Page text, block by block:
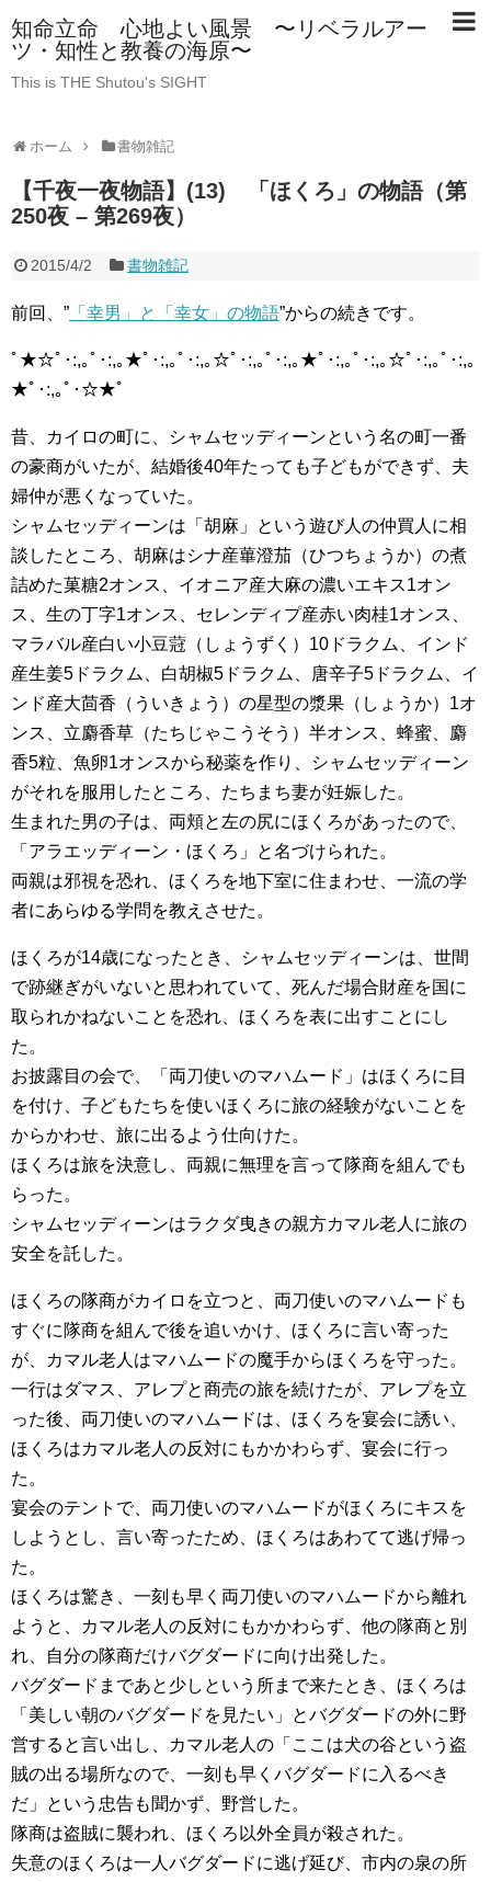
知命立命 心地よい風景 〜リベラルアー
ツ・知性と教養の海原〜
This is THE Shutou's SIGHT
ホーム 書物雑記
【千夜一夜物語】(13) 「ほくろ」の物語（第
250夜 – 第269夜）
2015/4/2 書物雑記
前回、” 「幸男」と「幸女」の物語”からの続きです。
ﾟ★☆ﾟ･:,｡ﾟ･:,｡★ﾟ･:,｡ﾟ･:,｡☆ﾟ･:,｡ﾟ･:,｡★ﾟ･:,｡ﾟ･:,｡☆ﾟ･:,｡ﾟ･:,｡
★ﾟ･:,｡ﾟ･☆★ﾟ
昔、カイロの町に、シャムセッディーンという名の町一番
の豪商がいたが、結婚後40年たっても子どもができず、夫
婦仲が悪くなっていた。
シャムセッディーンは「胡麻」という遊び人の仲買人に相
談したところ、胡麻はシナ産蓽澄茄（ひつちょうか）の煮
詰めた菓糖2オンス、イオニア産大麻の濃いエキス1オン
ス、生の丁字1オンス、セレンディプ産赤い肉桂1オンス、
マラバル産白い小豆蒄（しょうずく）10ドラクム、インド
産生姜5ドラクム、白胡椒5ドラクム、唐辛子5ドラクム、イ
ンド産大茴香（ういきょう）の星型の漿果（しょうか）1オ
ンス、立麝香草（たちじゃこうそう）半オンス、蜂蜜、麝
香5粒、魚卵1オンスから秘薬を作り、シャムセッディーン
がそれを服用したところ、たちまち妻が妊娠した。
生まれた男の子は、両頬と左の尻にほくろがあったので、
「アラエッディーン・ほくろ」と名づけられた。
両親は邪視を恐れ、ほくろを地下室に住まわせ、一流の学
者にあらゆる学問を教えさせた。
ほくろが14歳になったとき、シャムセッディーンは、世間
で跡継ぎがいないと思われていて、死んだ場合財産を国に
取られかねないことを恐れ、ほくろを表に出すことにし
た。
お披露目の会で、「両刀使いのマハムード」はほくろに目
を付け、子どもたちを使いほくろに旅の経験がないことを
からかわせ、旅に出るよう仕向けた。
ほくろは旅を決意し、両親に無理を言って隊商を組んでも
らった。
シャムセッディーンはラクダ曳きの親方カマル老人に旅の
安全を託した。
ほくろの隊商がカイロを立つと、両刀使いのマハムードも
すぐに隊商を組んで後を追いかけ、ほくろに言い寄った
が、カマル老人はマハムードの魔手からほくろを守った。
一行はダマス、アレプと商売の旅を続けたが、アレプを立
った後、両刀使いのマハムードは、ほくろを宴会に誘い、
ほくろはカマル老人の反対にもかかわらず、宴会に行っ
た。
宴会のテントで、両刀使いのマハムードがほくろにキスを
しようとし、言い寄ったため、ほくろはあわてて逃げ帰っ
た。
ほくろは驚き、一刻も早く両刀使いのマハムードから離れ
ようと、カマル老人の反対にもかかわらず、他の隊商と別
れ、自分の隊商だけバグダードに向け出発した。
バグダードまであと少しという所まで来たとき、ほくろは
「美しい朝のバグダードを見たい」とバグダードの外に野
営すると言い出し、カマル老人の「ここは犬の谷という盗
賊の出る場所なので、一刻も早くバグダードに入るべき
だ」という忠告も聞かず、野営した。
隊商は盗賊に襲われ、ほくろ以外全員が殺された。
失意のほくろは一人バグダードに逃げ延び、市内の泉の所